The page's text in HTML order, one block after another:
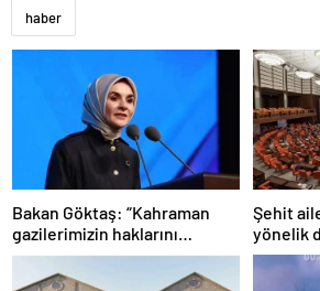
haber
Bakan Göktaş: “Kahraman
gazilerimizin haklarını
güçlendiren yeni bir dönemin
kapılarını aralıyoruz”
Şehit
yönelik